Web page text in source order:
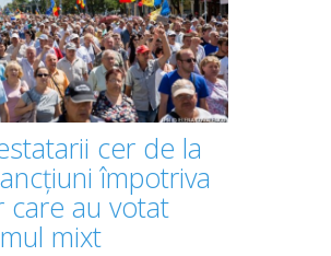
cer de la
împotriva
care au votat
mixt